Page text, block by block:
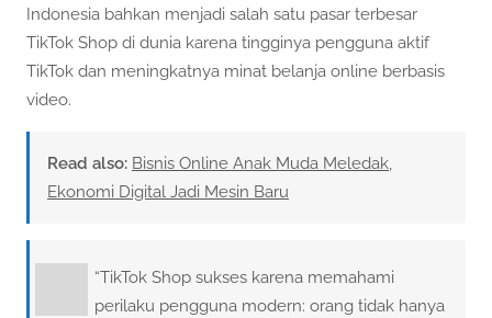
Indonesia bahkan menjadi salah satu pasar terbesar
TikTok Shop di dunia karena tingginya pengguna aktif
TikTok dan meningkatnya minat belanja online berbasis
video.
Read also: Bisnis Online Anak Muda Meledak,
Ekonomi Digital Jadi Mesin Baru
“TikTok Shop sukses karena memahami
perilaku pengguna modern: orang tidak hanya